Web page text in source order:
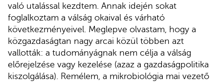
való utalással kezdtem. Annak idején sokat
foglalkoztam a válság okaival és várható
következményeivel. Meglepve olvastam, hogy a
közgazdaságtan nagy arcai közül többen azt
vallották: a tudományágnak nem célja a válság
előrejelzése vagy kezelése (azaz a gazdaságpolitika
kiszolgálása). Remélem, a mikrobiológia mai vezető